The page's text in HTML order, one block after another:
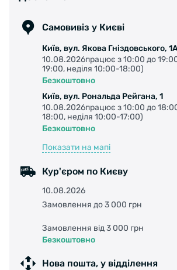
велосипедів.
Вага: 650г
Самовивіз у Києві
Київ, вул. Якова Гніздовського,
10.08.2026працює з 10:00 до
19:00, неділя 10:00-18:00)
Безкоштовно
Київ, вул. Рональда Рейгана, 1
10.08.2026працює з 10:00 до
18:00, неділя 10:00-17:00)
Безкоштовно
Показати на мапі
Кур'єром по Києву
10.08.2026
Замовлення до 3 000 грн
Замовлення від 3 000 грн
Безкоштовно
Нова пошта, у відділення